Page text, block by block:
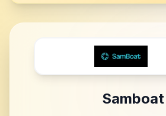
Samboat